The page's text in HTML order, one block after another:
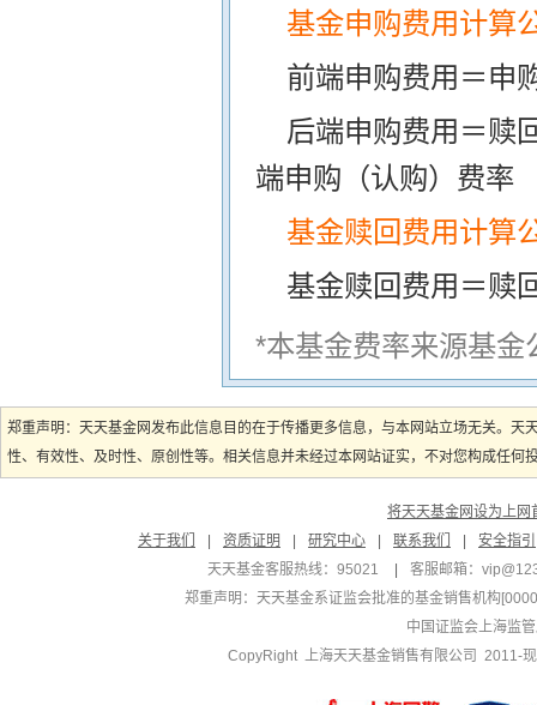
基金申购费用计算
前端申购费用＝申
后端申购费用＝赎
端申购（认购）费率
基金赎回费用计算
基金赎回费用＝赎
*本基金费率来源基
郑重声明：天天基金网发布此信息目的在于传播更多信息，与本网站立场无关。
性、有效性、及时性、原创性等。相关信息并未经过本网站证实，不对您构成任
将天天基金网设为上网
关于我们
资质证明 研究中心 联系我们
安全指引
天天基金客服热线：95021
客服邮箱：
郑重声明： 天天基金系证监会批准的基金销售机构
中国证监会上海监
CopyRight 上海天天基金销售有限公司 2011-